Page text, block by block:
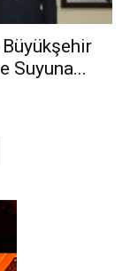
Büyükşehir
Suyuna...